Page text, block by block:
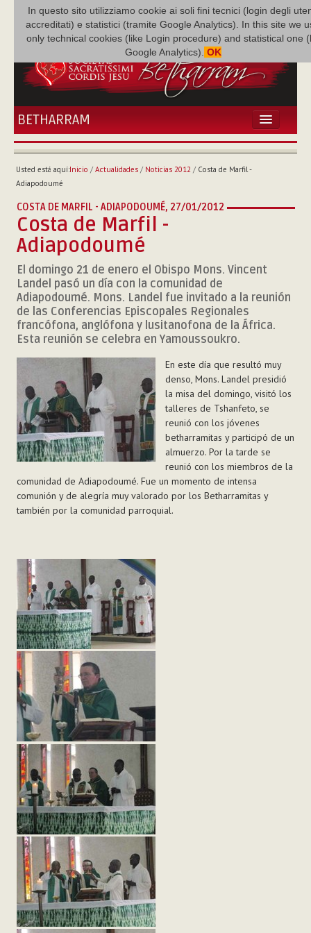
In questo sito utilizziamo cookie ai soli fini tecnici (login degli
accreditati) e statistici (tramite Google Analytics). In this site we
only technical cookies (like Login procedure) and statistical one
Google Analytics). OK
BETHARRAM
INICIO
BETHARRAM
MISIÓN
NEF
MULTIMEDIA
P. AUGUSTO ETCHECOPAR
Usted está aquí:Inicio / Actualidades/ Noticias 2012 / Costa de Marfil -
Adiapodoumé
COSTA DE MARFIL - ADIAPODOUMÉ, 27/01/2012
Costa de Marfil -
Adiapodoumé
El domingo 21 de enero el Obispo Mons. Vincent
Landel pasó un día con la comunidad de
Adiapodoumé. Mons. Landel fue invitado a la reunión
de las Conferencias Episcopales Regionales
francófona, anglófona y lusitanofona de la África.
Esta reunión se celebra en Yamoussoukro.
En este día que resultó muy
denso, Mons. Landel presidió
la misa del domingo, visitó los
talleres de Tshanfeto, se
reunió con los jóvenes
betharramitas y participó de un
almuerzo. Por la tarde se
reunió con los miembros de la
comunidad de Adiapodoumé. Fue un momento de intensa
comunión y de alegría muy valorado por los Betharramitas y
también por la comunidad parroquial.